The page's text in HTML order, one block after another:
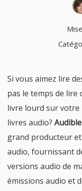
Si vous aimez lire
pas le temps de lire
livre lourd sur votre
livres audio? Audible
grand producteur
audio, fournissant
versions audio de
émissions audio et